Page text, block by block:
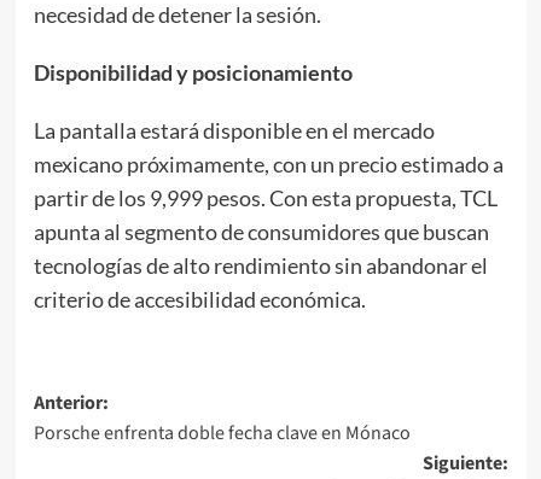
necesidad de detener la sesión.
Disponibilidad y posicionamiento
La pantalla estará disponible en el mercado
mexicano próximamente, con un precio estimado a
partir de los 9,999 pesos. Con esta propuesta, TCL
apunta al segmento de consumidores que buscan
tecnologías de alto rendimiento sin abandonar el
criterio de accesibilidad económica.
Navegación
de
Anterior:
Porsche enfrenta doble fecha clave en Mónaco
Siguiente: